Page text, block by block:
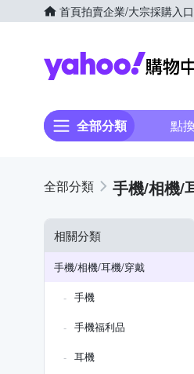
首頁拍賣企業/大宗採購入口
全部分類 點
手機/相機/
相關分類
手機/相機/耳機/穿戴
手機
手機福利品
耳機